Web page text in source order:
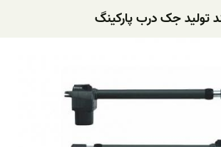
تولید جک درب پارکینگ